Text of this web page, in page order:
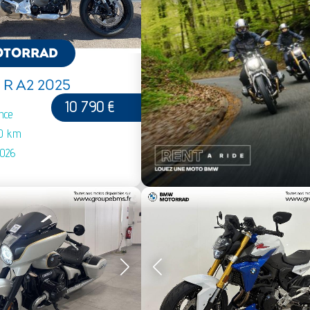
A2 2025
km
10 790 €